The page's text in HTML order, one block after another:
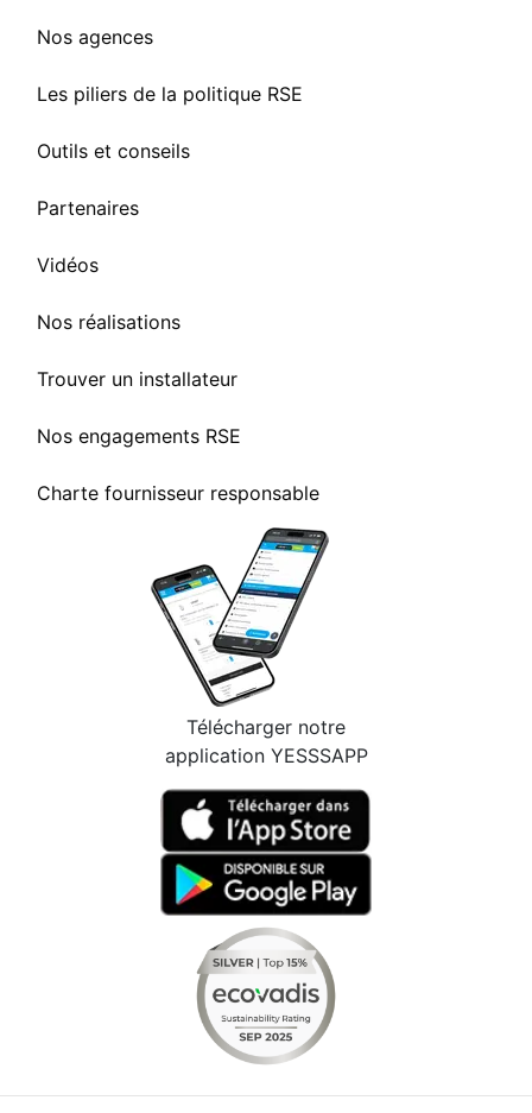
Nos agences
Les piliers de la politique RSE
Outils et conseils
Partenaires
Vidéos
Nos réalisations
Trouver un installateur
Nos engagements RSE
Charte fournisseur responsable
Télécharger notre
application YESSSAPP